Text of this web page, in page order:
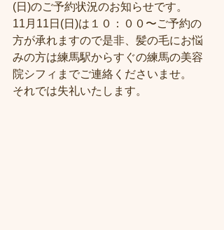
(日)のご予約状況のお知らせです。
11月11日(日)は１０：００〜ご予約の
方が承れますので是非、髪の毛にお悩
みの方は練馬駅からすぐの練馬の美容
院シフィまでご連絡くださいませ。
それでは失礼いたします。